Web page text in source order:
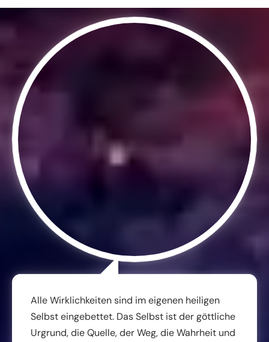
Alle Wirklichkeiten sind im eigenen heiligen
Selbst eingebettet. Das Selbst ist der göttliche
Urgrund, die Quelle, der Weg, die Wahrheit und